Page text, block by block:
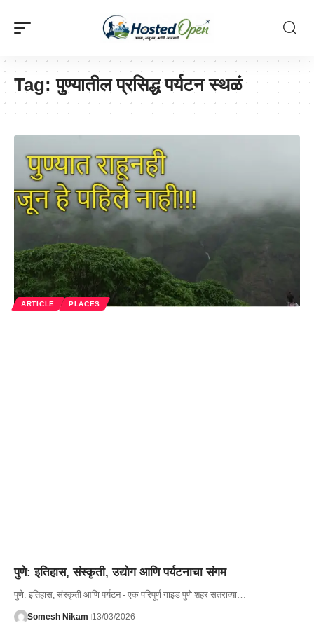
Tag:पुण्यातील प्रसिद्ध पर्यटन स्थळं
ARTICLE PLACES
पुणे: इतिहास, संस्कृती, उद्योग आणि पर्यटनाचा संगम
पुणे: इतिहास, संस्कृती आणि पर्यटन - एक परिपूर्ण गाइड पुणे शहर सतराव्या…
Somesh Nikam 13/03/2026